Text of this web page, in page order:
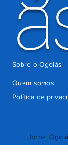
Jornal
Quem somos
Política de
Sobre o Ogoiás